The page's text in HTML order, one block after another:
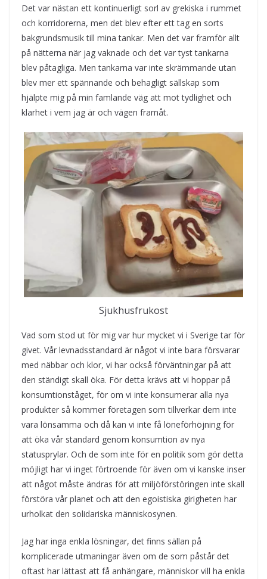
Det var nästan ett kontinuerligt sorl av grekiska i rummet
och korridorerna, men det blev efter ett tag en sorts
bakgrundsmusik till mina tankar. Men det var framför allt
på nätterna när jag vaknade och det var tyst tankarna
blev påtagliga. Men tankarna var inte skrämmande utan
blev mer ett spännande och behagligt sällskap som
hjälpte mig på min famlande väg att mot tydlighet och
klarhet i vem jag är och vägen framåt.
Sjukhusfrukost
Vad som stod ut för mig var hur mycket vi i Sverige tar för
givet. Vår levnadsstandard är något vi inte bara försvarar
med näbbar och klor, vi har också förväntningar på att
den ständigt skall öka. För detta krävs att vi hoppar på
konsumtionståget, för om vi inte konsumerar alla nya
produkter så kommer företagen som tillverkar dem inte
vara lönsamma och då kan vi inte få löneförhöjning för
att öka vår standard genom konsumtion av nya
statusprylar. Och de som inte för en politik som gör detta
möjligt har vi inget förtroende för även om vi kanske inser
att något måste ändras för att miljöförstöringen inte skall
förstöra vår planet och att den egoistiska girigheten har
urholkat den solidariska människosynen.
Jag har inga enkla lösningar, det finns sällan på
komplicerade utmaningar även om de som påstår det
oftast har lättast att få anhängare, människor vill ha enkla